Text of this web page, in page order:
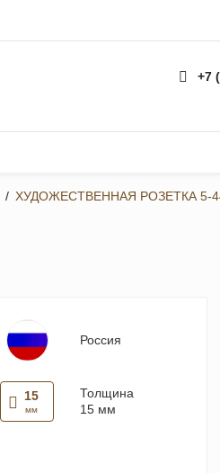
+7
/ ХУДОЖЕСТВЕННАЯ РОЗЕТКА 5-
Россия
15
мм
Толщина
15 мм